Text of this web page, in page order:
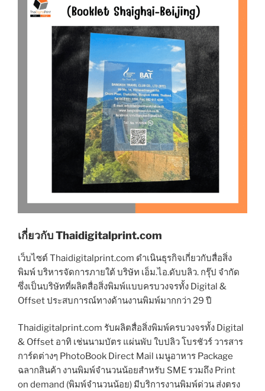
เกี่ยวกับ Thaidigitalprint.com
เว็บไซต์ Thaidigitalprint.com ดำเนินธุรกิจเกี่ยวกับสื่อสิ่ง
พิมพ์ บริหารจัดการภายใต้ บริษัท เอ็ม.ไอ.ดับบลิว. กรุ๊ป จำกัด
ซึ่งเป็นบริษัทที่ผลิตสื่อสิ่งพิมพ์แบบครบวงจรทั้ง Digital &
Offset ประสบการณ์ทางด้านงานพิมพ์มากกว่า 29 ปี
Thaidigitalprint.com รับผลิตสื่อสิ่งพิมพ์ครบวงจรทั้ง Digital
& Offset อาทิ เช่นนามบัตร แผ่นพับ ใบปลิว โบรชัวร์ วารสาร
การ์ดต่างๆ PhotoBook Direct Mail เมนูอาหาร Package
ฉลากสินค้า งานพิมพ์จำนวนน้อยสำหรับ SME รวมถึง Print
on demand (พิมพ์จำนวนน้อย) มีบริการงานพิมพ์ด่วน ส่งตรง